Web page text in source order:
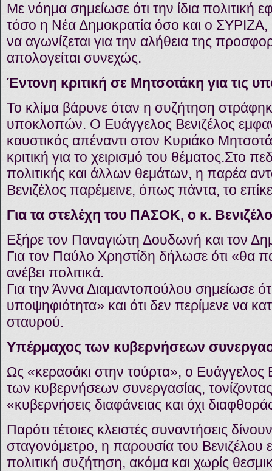
Με νόημα σημείωσε ότι την ίδια πολιτική
τόσο η Νέα Δημοκρατία όσο και ο ΣΥΡΙΖΑ,
να αγωνίζεται για την αλήθεια της
απολογείται συνεχώς.
Έντονη κριτική σε Μητσοτάκη για τις
Το κλίμα βάρυνε όταν η συζήτηση
υποκλοπών. Ο Ευάγγελος Βενιζέλος
καυστικός απέναντι στον Κυριάκο
κριτική για το χειρισμό του θέματος.Στο
πολιτικής και άλλων θεμάτων, η παρέα
Βενιζέλος παρέμεινε, όπως πάντα, το
Για τα στελέχη του ΠΑΣΟΚ, ο κ.
Εξήρε τον Παναγιώτη Δουδωνή και τον
Για τον Παύλο Χρηστίδη δήλωσε ότι «θα
ανέβει πολιτικά.
Για την Άννα Διαμαντοπούλου σημείωσε
υποψηφιότητα» και ότι δεν περίμενε να
σταυρού.
Υπέρμαχος των κυβερνήσεων
Ως «κερασάκι στην τούρτα», ο Ευάγγελος
των κυβερνήσεων συνεργασίας,
«κυβερνήσεις διαφάνειας και όχι
Παρότι τέτοιες κλειστές συναντήσεις
σταγονόμετρο, η παρουσία του Βενιζέλου
πολιτική συζήτηση, ακόμα και χωρίς